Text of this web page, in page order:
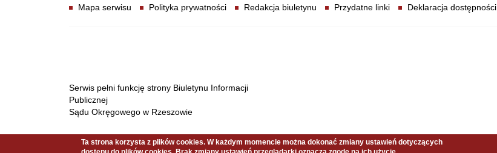
Mapa serwisu Polityka prywatności Redakcja biuletynu Przydatne linki Deklaracja dostępności
Serwis pełni funkcję strony Biuletynu Informacji
Publicznej
Sądu Okręgowego w Rzeszowie
Copyright © 2021 Sąd Okręgowy w Rzeszowie
Ta strona korzysta z plików cookies. W każdym momencie można dokonać zmiany ustawień dotyczących